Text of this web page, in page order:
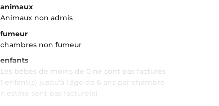
animaux
Animaux non admis
fumeur
chambres non fumeur
enfants
Les bébés de moins de 0 ne sont pas facturés
1 enfant(s) jusqu'à l'âge de 6 ans par chambre
n'est/ne sont pas facturé(s)